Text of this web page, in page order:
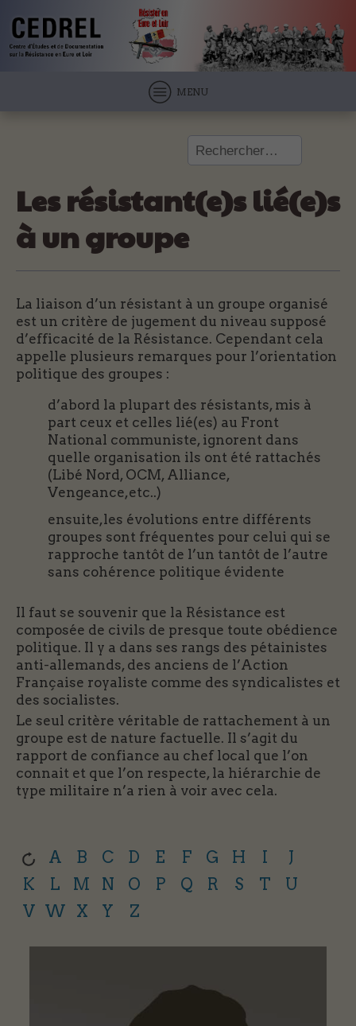
MENU
Rechercher :
Les résistant(e)s lié(e)s
à un groupe
La liaison d’un résistant à un groupe organisé
est un critère de jugement du niveau supposé
d’efficacité de la Résistance. Cependant cela
appelle plusieurs remarques pour l’orientation
politique des groupes :
d’abord la plupart des résistants, mis à
part ceux et celles lié(es) au Front
National communiste, ignorent dans
quelle organisation ils ont été rattachés
(Libé Nord, OCM, Alliance,
Vengeance,etc..)
ensuite,les évolutions entre différents
groupes sont fréquentes pour celui qui se
rapproche tantôt de l’un tantôt de l’autre
sans cohérence politique évidente
Il faut se souvenir que la Résistance est
composée de civils de presque toute obédience
politique. Il y a dans ses rangs des pétainistes
anti-allemands, des anciens de l’Action
Française royaliste comme des syndicalistes et
des socialistes.
Le seul critère véritable de rattachement à un
groupe est de nature factuelle. Il s’agit du
rapport de confiance au chef local que l’on
connait et que l’on respecte, la hiérarchie de
type militaire n’a rien à voir avec cela.
A B C D E F G H I
J
K
L M N O P Q R S T
U
V W X Y Z